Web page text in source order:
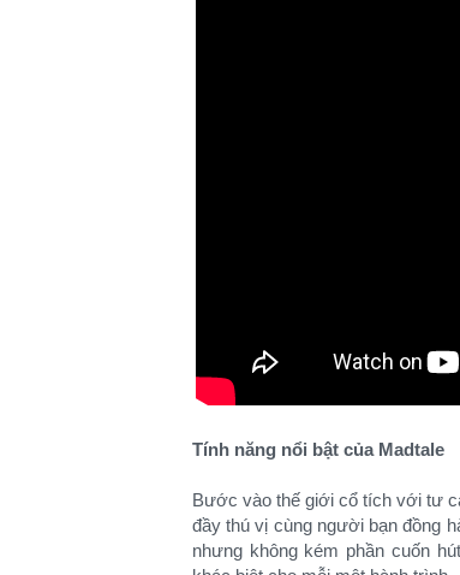
Tính năng nổi bật của Madtale
Bước vào thế giới cổ tích với tư
đầy thú vị cùng người bạn đồng
nhưng không kém phần cuốn